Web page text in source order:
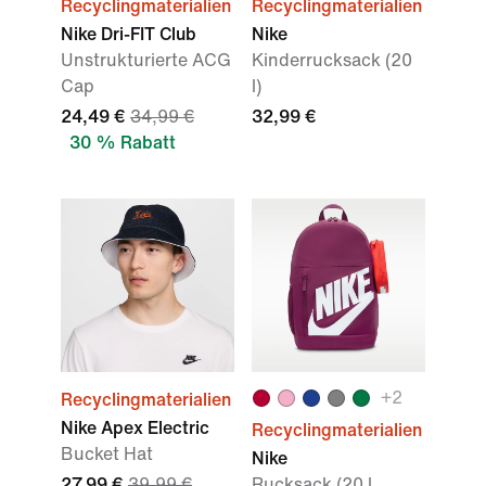
Recyclingmaterialien
Nike Dri-FIT Club
Unstrukturierte ACG
Cap
24,49 € 34,99 €
30 % Rabatt
Recyclingmaterialien
Nike
Kinderrucksack (20
l)
32,99 €
Recyclingmaterialien
Nike Apex Electric
Bucket Hat
+2
Recyclingmaterialien
Nike